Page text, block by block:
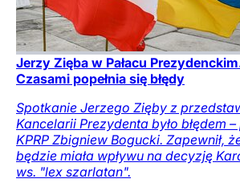
Jerzy Zięba w Pałacu
Czasami popełnia się błędy
Spotkanie Jerzego Zięby z
Kancelarii Prezydenta było błędem
KPRP Zbigniew Bogucki. Zapewnił,
będzie miała wpływu na decyzję
ws. "lex szarlatan".